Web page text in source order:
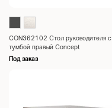
CON362102 Стол руководителя с
тумбой правый Concept
2200x2040x760
Под заказ